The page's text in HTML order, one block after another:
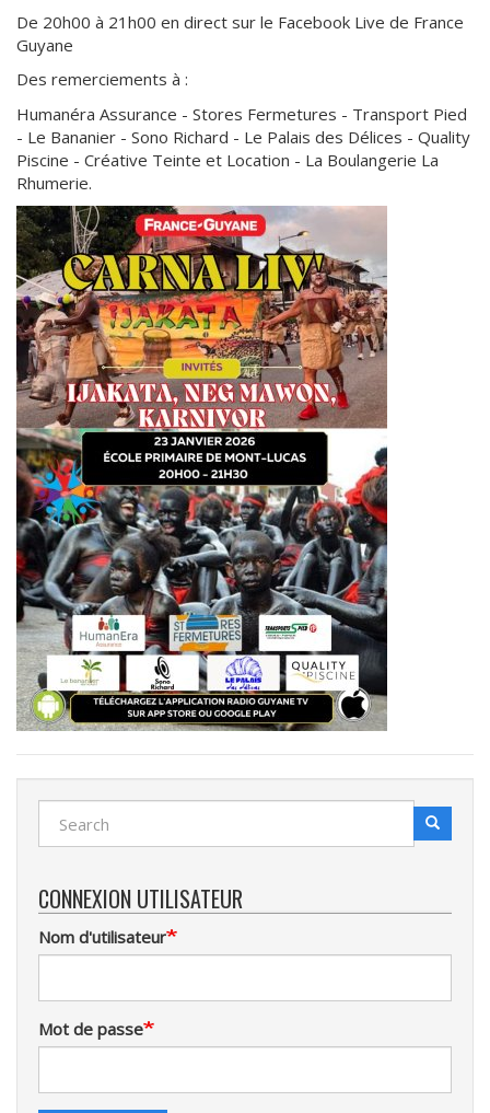
De 20h00 à 21h00 en direct sur le Facebook Live de France
Guyane
Des remerciements à :
Humanéra Assurance - Stores Fermetures - Transport Pied
- Le Bananier - Sono Richard - Le Palais des Délices - Quality
Piscine - Créative Teinte et Location - La Boulangerie La
Rhumerie.
Recherche Search
CONNEXION UTILISATEUR
Nom d'utilisateur
Mot de passe